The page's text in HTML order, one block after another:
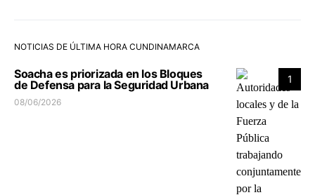
NOTICIAS DE ÚLTIMA HORA CUNDINAMARCA
1
Soacha es priorizada en los Bloques
de Defensa para la Seguridad Urbana
08/06/2026